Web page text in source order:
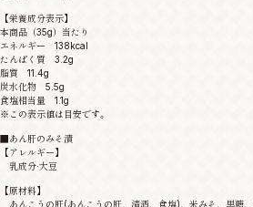
【栄養成分表示】
本商品（35g）当たり
エネルギー 138kcal
たんぱく質 3.2g
脂質 11.4g
炭水化物 5.5g
食塩相当量 1.1g
※この表示値は目安です。
■あん肝のみそ漬
【アレルギー】
乳成分·大豆
【原材料】
あんこうの肝(あんこうの肝、清酒、食塩)、米みそ、黒糖